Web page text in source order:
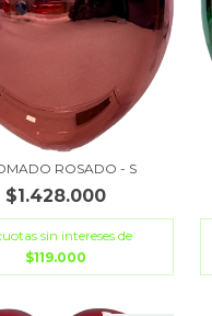
ROSADO - S
$1.428.000
sin intereses de
$119.000